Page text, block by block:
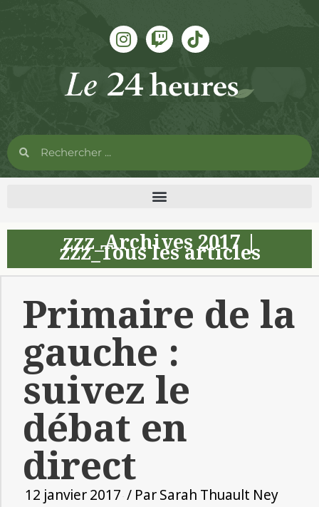
zzz_Archives 2017|
zzz_Tous les articles
Primaire de la
gauche :
suivez le
débat en
direct
12 janvier 2017 / ParSarah Thuault Ney